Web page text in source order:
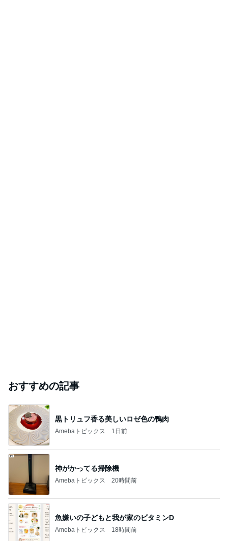
おすすめの記事
黒トリュフ香る美しいロゼ色の鴨肉
Amebaトピックス 1日前
神がかってる掃除機
Amebaトピックス 20時間前
魚嫌いの子どもと我が家のビタミンD
Amebaトピックス 18時間前